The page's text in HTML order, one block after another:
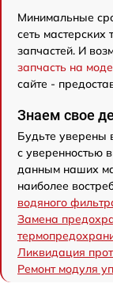
Минимальные
сеть
запчастей. И
запчасть на
сайте -
Знаем свое
Будьте уверены
с уверенностью
данным наших
наиболее
водяного
Замена
Ликвидация
Ремонт модуля